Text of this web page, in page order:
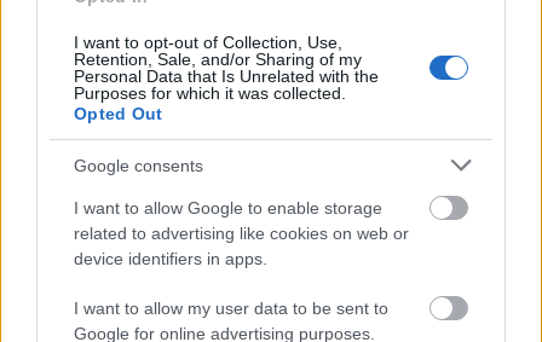
I want to opt-out of Collection, Use,
Retention, Sale, and/or Sharing of my
Personal Data that Is Unrelated with the
Purposes for which it was collected.
Opted Out
Google consents
I want to allow Google to enable storage
related to advertising like cookies on web or
device identifiers in apps.
I want to allow my user data to be sent to
Google for online advertising purposes.
2016.04.20
Üdv újra itthon, "Veca"!
2016.04.12
2014-ben jeladóval szereltek fel egy fehér gólyát, akit Veca
névre kereszteltek, az ipolyvecei lakhelyén.